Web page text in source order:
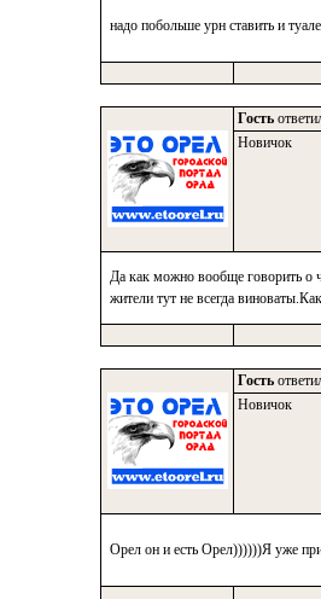
надо побольше урн ставить и
Гость
Новичок
Да как можно вообще говорить о
жители тут не всегда
Гость
Новичок
Орел он и есть Орел))))))Я уже